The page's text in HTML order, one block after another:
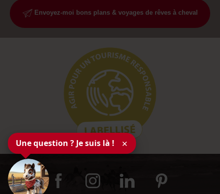
Envoyez-moi bons plans & voyages de rêves à cheval
Une question ? Je suis là ! ×